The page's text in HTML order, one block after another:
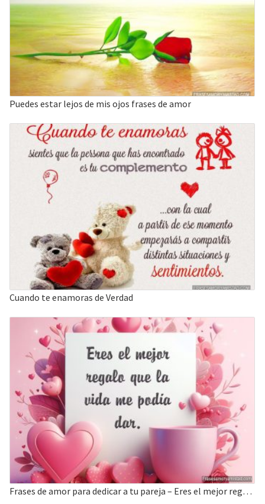
Puedes estar lejos de mis ojos frases de amor
Cuando te enamoras de Verdad
Frases de amor para dedicar a tu pareja – Eres el mejor regalo